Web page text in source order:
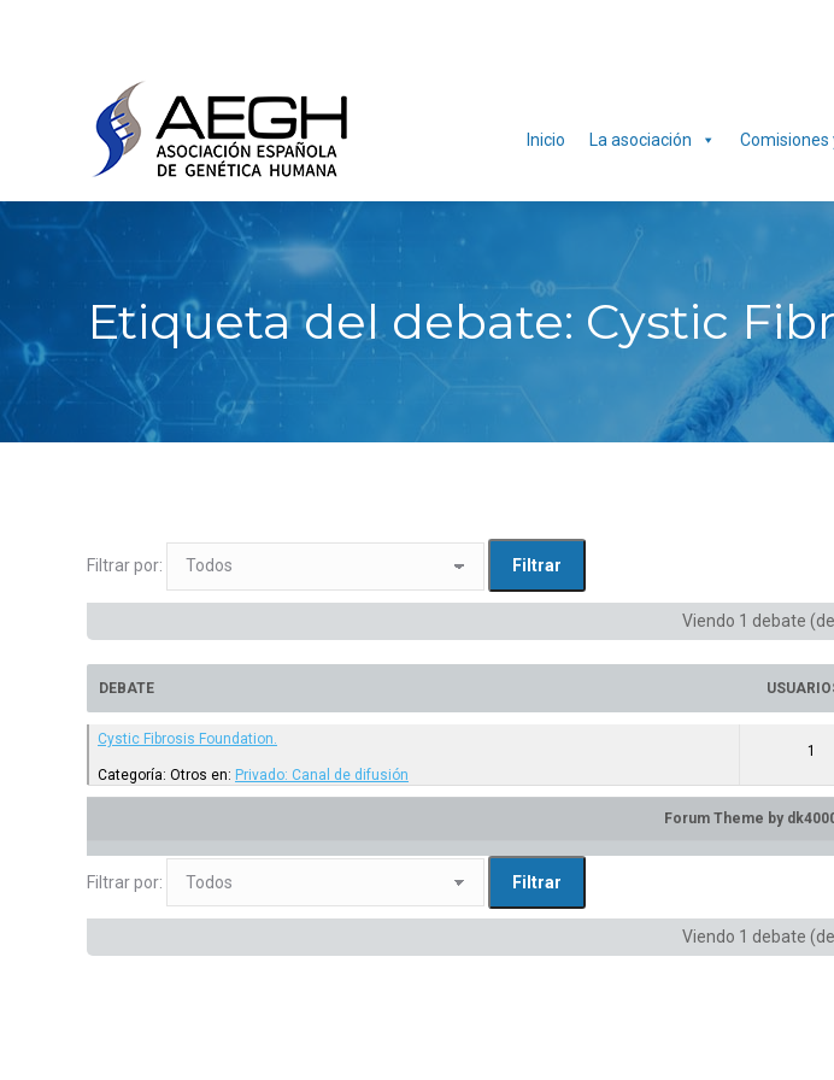
Inicio La asociación Comisiones
Etiqueta del debate: Cystic
Filtrar por:
Viendo 1 debate
DEBATE
Cystic Fibrosis Foundation.
Categoría: Otros en: Privado: Canal de difusión
1
Filtrar por:
Viendo 1 debate